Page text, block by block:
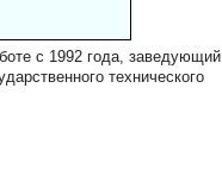
с 1992 года, заведующий
технического